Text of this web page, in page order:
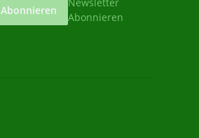
Abonnieren
Abonnieren